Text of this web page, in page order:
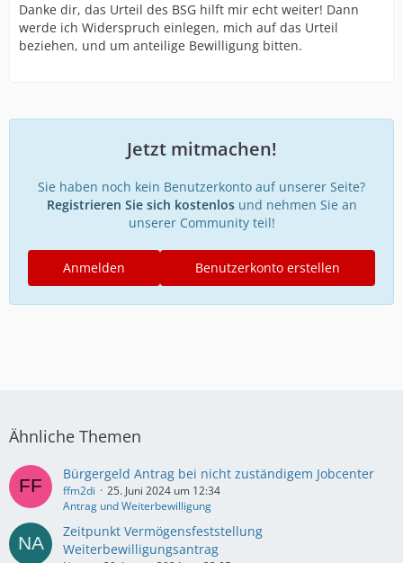
Danke dir, das Urteil des BSG hilft mir echt weiter! Dann
werde ich Widerspruch einlegen, mich auf das Urteil
beziehen, und um anteilige Bewilligung bitten.
Jetzt mitmachen!
Sie haben noch kein Benutzerkonto auf unserer Seite?
Registrieren Sie sich kostenlosund nehmen Sie an
unserer Community teil!
Benutzerkonto erstellen
Anmelden
Ähnliche Themen
Bürgergeld Antrag bei nicht zuständigem Jobcenter
ffm2di
25. Juni 2024 um 12:34
Antrag und Weiterbewilligung
Zeitpunkt Vermögensfeststellung
Weiterbewilligungsantrag